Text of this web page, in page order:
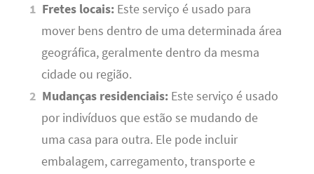
Fretes locais: Este serviço é usado para
mover bens dentro de uma determinada área
geográfica, geralmente dentro da mesma
cidade ou região.
Mudanças residenciais: Este serviço é usado
por indivíduos que estão se mudando de
uma casa para outra. Ele pode incluir
embalagem, carregamento, transporte e